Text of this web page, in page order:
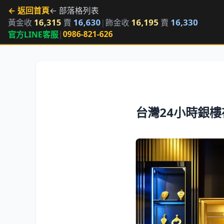
← 返回首頁← 部落格列表
黃金收 16,315 賣 16,630 |飾金收 16,195 賣 16,330
官方LINE客服|0986-821-626
台灣24小時銀